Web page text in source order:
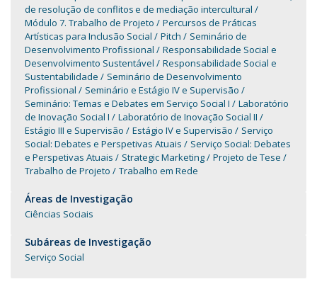
de resolução de conflitos e de mediação intercultural
Módulo 7. Trabalho de Projeto
Percursos de Práticas
Artísticas para Inclusão Social
Pitch
Seminário de
Desenvolvimento Profissional
Responsabilidade Social e
Desenvolvimento Sustentável
Responsabilidade Social e
Sustentabilidade
Seminário de Desenvolvimento
Profissional
Seminário e Estágio IV e Supervisão
Seminário: Temas e Debates em Serviço Social I
Laboratório
de Inovação Social I
Laboratório de Inovação Social II
Estágio III e Supervisão
Estágio IV e Supervisão
Serviço
Social: Debates e Perspetivas Atuais
Serviço Social: Debates
e Perspetivas Atuais
Strategic Marketing
Projeto de Tese
Trabalho de Projeto
Trabalho em Rede
Áreas de Investigação
Ciências Sociais
Subáreas de Investigação
Serviço Social